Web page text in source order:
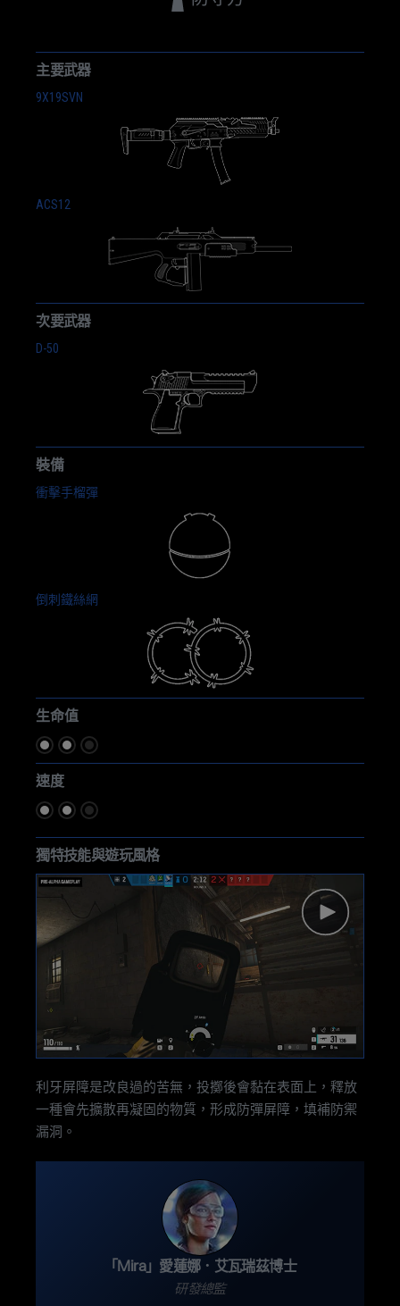
主要武器
9X19SVN
ACS12
次要武器
D-50
裝備
衝擊手榴彈
倒刺鐵絲網
生命值
速度
「Mira」愛蓮娜．艾瓦瑞茲博士
研發總監
獨特技能與遊玩風格
利牙屏障是改良過的苦無，投擲後會黏在表面上，釋放
一種會先擴散再凝固的物質，形成防彈屏障，填補防禦
漏洞。